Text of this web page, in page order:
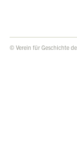
© Verein für Geschichte